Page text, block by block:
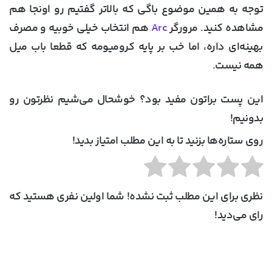
توجه به همین موضوع باگی که بالاتر گفتیم رو اونجا هم
مشاهده کنید. مرورگرArc هم انتخاب خیلی خوبیه و مصرف
بهینه‌ای داره، اما خب بر پایه کرومیومه که قطعا باب میل
همه نیست.
این پست براتون مفید بود؟ خوشحال می‌شیم نظرتون رو
بدونیم!
روی ستاره‌ها بزنید تا به این مطلب امتیاز بدید!
نظری برای این مطلب ثبت نشده! شما اولین نفری هستید که
رای می‌دید!